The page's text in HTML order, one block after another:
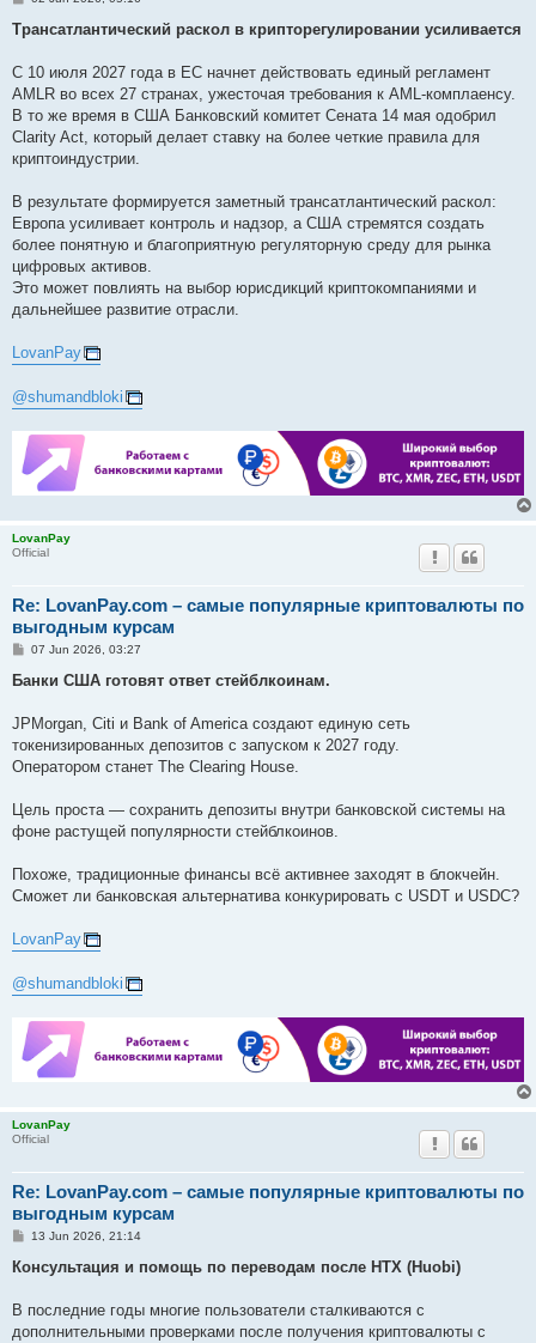
s
Трансатлантический раскол в крипторегулировании усиливается
С 10 июля 2027 года в ЕС начнет действовать единый регламент
AMLR во всех 27 странах, ужесточая требования к AML-комплаенсу.
В то же время в США Банковский комитет Сената 14 мая одобрил
Clarity Act, который делает ставку на более четкие правила для
криптоиндустрии.
В результате формируется заметный трансатлантический раскол:
Европа усиливает контроль и надзор, а США стремятся создать
более понятную и благоприятную регуляторную среду для рынка
цифровых активов.
Это может повлиять на выбор юрисдикций криптокомпаниями и
дальнейшее развитие отрасли.
LovanPay
@shumandbloki
LovanPay
Official
Re: LovanPay.com – самые популярные криптовалюты по
выгодным курсам
P
s
07 Jun 2026, 03:27
Банки США готовят ответ стейблкоинам.
JPMorgan, Citi и Bank of America создают единую сеть
токенизированных депозитов с запуском к 2027 году.
Оператором станет The Clearing House.
Цель проста — сохранить депозиты внутри банковской системы на
фоне растущей популярности стейблкоинов.
Похоже, традиционные финансы всё активнее заходят в блокчейн.
Сможет ли банковская альтернатива конкурировать с USDT и USDC?
LovanPay
@shumandbloki
LovanPay
Official
Re: LovanPay.com – самые популярные криптовалюты по
выгодным курсам
P
s
13 Jun 2026, 21:14
Консультация и помощь по переводам после HTX (Huobi)
В последние годы многие пользователи сталкиваются с
дополнительными проверками после получения криптовалюты с